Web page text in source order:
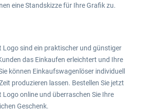
eine Standskizze für Ihre Grafik zu.
Logo sind ein praktischer und günstiger
das Einkaufen erleichtert und Ihre
können Einkaufswagenlöser individuell
produzieren lassen. Bestellen Sie jetzt
online und überraschen Sie Ihre
Geschenk.